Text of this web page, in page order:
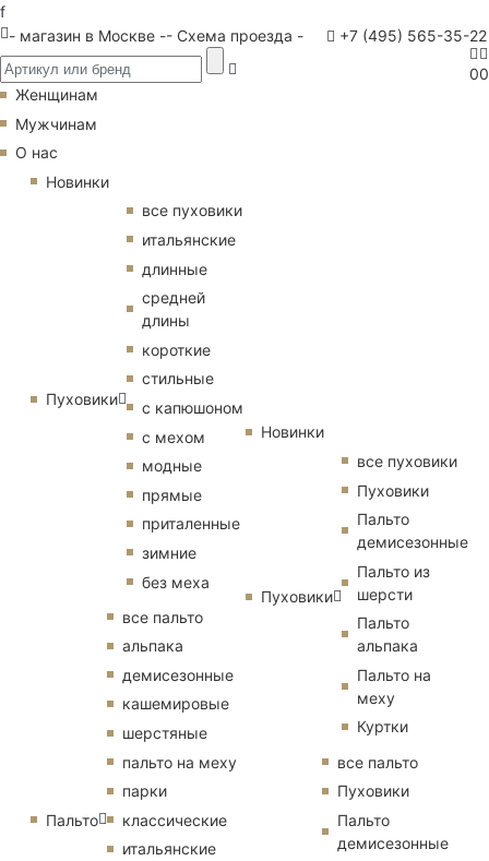
f
- магазин в Москве -- Схема проезда - +7 (495) 565-35-22
00
Женщинам
Мужчинам
О нас
Новинки
Пуховики
все пуховики
итальянские
длинные
средней
длины
короткие
стильные
с капюшоном
с мехом
модные
прямые
приталенные
зимние
без меха
Пальто
все пальто
альпака
демисезонные
кашемировые
шерстяные
пальто на меху
парки
классические
итальянские
Новинки
Пуховики
все пуховики
Пуховики
Пальто
демисезонные
Пальто из
шерсти
Пальто
альпака
Пальто на
меху
Куртки
все пальто
Пуховики
Пальто
демисезонные